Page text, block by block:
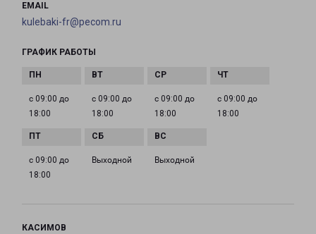
EMAIL
kulebaki-fr@pecom.ru
ГРАФИК РАБОТЫ
с 09:00 до
18:00
с 09:00 до
18:00
с 09:00 до
18:00
с 09:00 до
18:00
с 09:00 до
18:00
Выходной Выходной
КАСИМОВ